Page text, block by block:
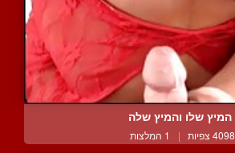
המיץ שלו והמיץ שלה
4098 צפיות | 1 המלצות